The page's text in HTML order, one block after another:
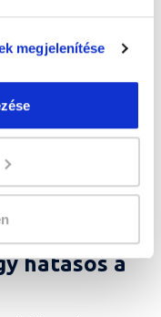
megjelenítése
és más
eredményt a
is. A
a
YouTube,
legmegfelelőbb
hatásos a